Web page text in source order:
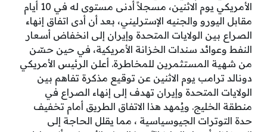
الأمريكي يوم الاثنين، مسجلاً أدنى مستوى له في 10 أيام
مقابل اليورو والجنيه الإسترليني، بعد أن أدى اتفاق إنهاء
الصراع بين الولايات المتحدة وإيران إلى انخفاض أسعار
النفط وعوائد سندات الخزانة الأمريكية، في حين حسّن
من شهية المستثمرين للمخاطرة. أعلن الرئيس الأمريكي
دونالد ترامب يوم الاثنين عن توقيع مذكرة تفاهم بين
الولايات المتحدة وإيران تهدف إلى إنهاء الصراع في
منطقة الخليج. ويُمهد هذا الاتفاق الطريق أمام تخفيف
حدة التوترات الجيوسياسية ، مما يقلل الحاجة إلى